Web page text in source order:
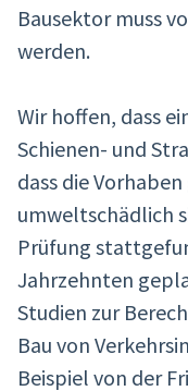
Bausektor muss
werden.
Wir hoffen, dass
Schienen- und
dass die
umweltschädlich
Prüfung
Jahrzehnten
Studien zur
Bau von
Beispiel von der